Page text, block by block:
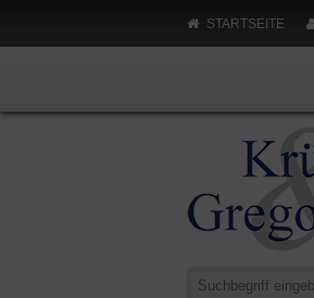
STARTSEITE